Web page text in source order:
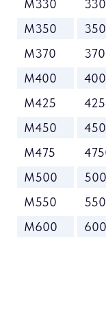
M330
M350
M370
M400
M425
M450
M475
M500
M550
M600